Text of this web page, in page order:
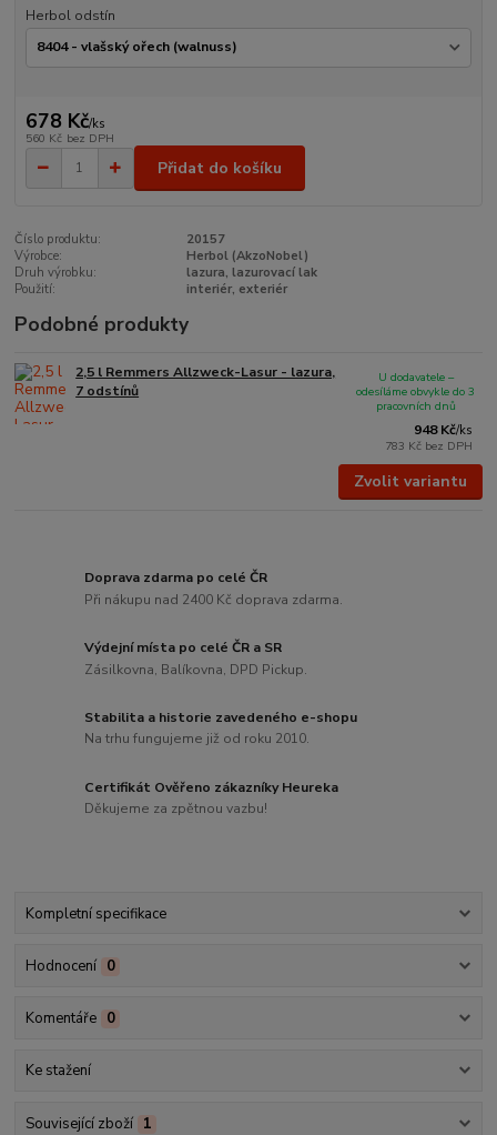
Herbol odstín
678 Kč/ks
560 Kč bez DPH
Přidat do košíku
Číslo produktu:
20157
Výrobce:
Herbol (AkzoNobel)
Druh výrobku:
lazura, lazurovací lak
Použití:
interiér, exteriér
Podobné produkty
2,5 l Remmers Allzweck-Lasur - lazura,
7 odstínů
948 Kč/ks
783 Kč bez DPH
U dodavatele –
odesíláme obvykle do 3
pracovních dnů
Zvolit variantu
Doprava zdarma po celé ČR
Při nákupu nad 2400 Kč doprava zdarma.
Výdejní místa po celé ČR a SR
Zásilkovna, Balíkovna, DPD Pickup.
Stabilita a historie zavedeného e-shopu
Na trhu fungujeme již od roku 2010.
Certifikát Ověřeno zákazníky Heureka
Děkujeme za zpětnou vazbu!
Kompletní specifikace
Hodnocení 0
Komentáře 0
Ke stažení
Související zboží 1